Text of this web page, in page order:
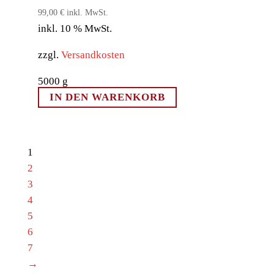
99,00 € inkl. MwSt.
inkl. 10 % MwSt.
zzgl. Versandkosten
5000 g
IN DEN WARENKORB
1
2
3
4
5
6
7
→